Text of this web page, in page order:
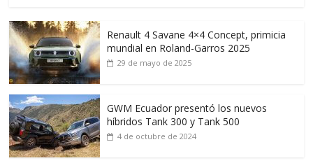
Renault 4 Savane 4×4 Concept, primicia
mundial en Roland-Garros 2025
29 de mayo de 2025
GWM Ecuador presentó los nuevos
híbridos Tank 300 y Tank 500
4 de octubre de 2024